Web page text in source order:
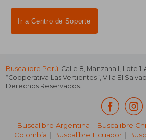
Ir a Centro de Soporte
Buscalibre Perú. Calle 8, Manzana I, Lote
“Cooperativa Las Vertientes”, Villa El
Derechos Reservados.
Buscalibre Argentina | Buscalibre
Colombia | Buscalibre Ecuador |